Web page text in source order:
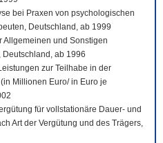
bei Praxen von psychologischen
Deutschland, ab 1999
Allgemeinen und Sonstigen
Deutschland, ab 1996
zur Teilhabe in der
Millionen Euro/ in Euro je
für vollstationäre Dauer- und
Art der Vergütung und des Trägers,